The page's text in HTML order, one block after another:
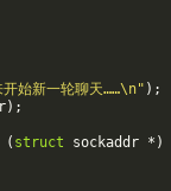
始新一轮聊天……\n" ) ;
) ;
( struct sockaddr * )